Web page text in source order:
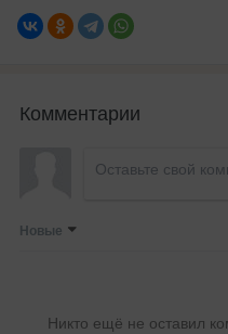
Комментарии
Новые
Никто ещё не оставил